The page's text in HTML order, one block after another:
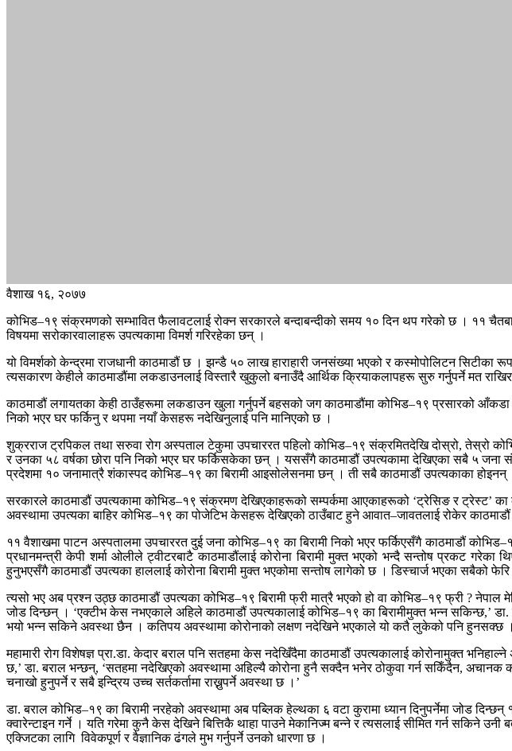
वैशाख १६, २०७७
कोभिड–१९ संक्रमणको सम्भावित फैलावटलाई रोक्न सरकारले बन्दाबन्दीको समय १० दिन थप गरेको छ । ११
विषयमा सरोकारवालाहरू उपत्यकामा विमर्श गरिरहेका छन् ।
यो विमर्शको केन्द्रमा राजधानी काठमाडौं छ । झन्डै ५० लाख हाराहारी जनसंख्या भएको र कस्मोपोलिटन
त्यसकारण केहीले काठमाडौंमा लकडाउनलाई विस्तारै खुकुलो बनाउँदै आर्थिक क्रियाकलापहरू सुरु गर्नुपर्ने मत
काठमाडौं लगायतका केही ठाउँहरूमा लकडाउन खुला गर्नुपर्ने बहसको जग काठमाडौंमा कोभिड–१९ प्रसारको
निको भएर घर फर्किनु र थपमा नयाँ केसहरू नदेखिनुलाई पनि मानिएको छ ।
शुक्रराज ट्रपिकल तथा सरुवा रोग अस्पताल टेकुमा उपचाररत पहिलो कोभिड–१९ संक्रमितदेखि दोस्रो, तेस्रो
र उनका ५८ वर्षका छोरा पनि निको भएर घर फर्किसकेका छन् । यससँगै काठमाडौं उपत्यकामा देखिएका सबै ५
प्रदेशमा १० जनामात्रै शंकास्पद कोभिड–१९ का बिरामी आइसोलेसनमा छन् । ती सबै काठमाडौं उपत्यकाका होइनन्
सरकारले काठमाडौं उपत्यकामा कोभिड–१९ संक्रमण देखिएकाहरूको सम्पर्कमा आएकाहरूको ‘ट्रेसिङ र
अवस्थामा उपत्यका बाहिर कोभिड–१९ का पोजेटिभ केसहरू देखिएको ठाउँबाट हुने आवात–जावतलाई रोकेर
११ वैशाखमा पाटन अस्पतालमा उपचाररत दुई जना कोभिड–१९ का बिरामी निको भएर फर्किएसँगै काठमाडौं
प्रधानमन्त्री केपी शर्मा ओलीले ट्वीटरबाटै काठमाडौंलाई कोरोना बिरामी मुक्त भएको भन्दै सन्तोष प्रकट
हुनुभएसँगै काठमाडौं उपत्यका हाललाई कोरोना बिरामी मुक्त भएकोमा सन्तोष लागेको छ । डिस्चार्ज भएका सबैको
त्यसो भए अब प्रश्न उठ्छ काठमाडौं उपत्यका कोभिड–१९ बिरामी फ्री मात्रै भएको हो वा कोभिड–१९ फ्री ?
जोड दिन्छन् । ‘एक्टीभ केस नभएकाले अहिले काठमाडौं उपत्यकालाई कोभिड–१९ का बिरामीमुक्त भन्न सकिन्छ,’
भयो भन्न सकिने अवस्था छैन । कतिपय अवस्थामा कोरोनाको लक्षण नदेखिने भएकाले यो कतै लुकेको पनि हुनसक्छ
महामारी रोग विशेषज्ञ प्रा.डा. केदार बराल पनि सतहमा केस नदेखिँदैमा काठमाडौं उपत्यकालाई कोरोनामुक्त
छ,’ डा. बराल भन्छन्, ‘सतहमा नदेखिएको अवस्थामा अहिल्यै कोरोना हुनै सक्दैन भनेर ठोकुवा गर्न सकिँदैन, अचानक
चनाखो हुनुपर्ने र सबै इन्द्रिय उच्च सर्तकर्तामा राख्नुपर्ने अवस्था छ ।’
डा. बराल कोभिड–१९ का बिरामी नरहेको अवस्थामा अब पब्लिक हेल्थका ६ वटा कुरामा ध्यान दिनुपर्नेमा जोड
क्वारेन्टाइन गर्ने । यति गरेमा कुनै केस देखिने बित्तिकै थाहा पाउने मेकानिज्म बन्ने र त्यसलाई सीमित गर्न सकिने
एक्जिटका लागि विवेकपूर्ण र वैज्ञानिक ढंगले मुभ गर्नुपर्ने उनको धारणा छ ।